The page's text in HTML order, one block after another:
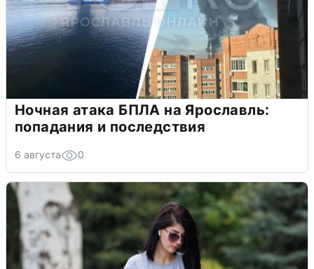
Ночная атака БПЛА на Ярославль:
попадания и последствия
6 августа 0